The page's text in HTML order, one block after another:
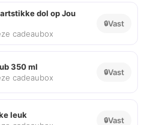
dol op Jou
cadeaubox
Vast
350 ml
cadeaubox
Vast
leuk
Vast